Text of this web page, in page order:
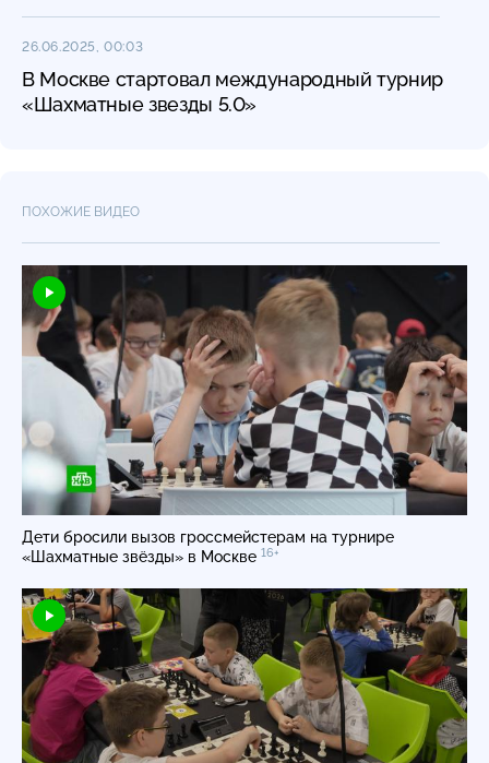
26.06.2025, 00:03
В Москве стартовал международный турнир
«Шахматные звезды 5.0»
ПОХОЖИЕ ВИДЕО
Дети бросили вызов гроссмейстерам на турнире
«Шахматные звёзды» в Москве 16+